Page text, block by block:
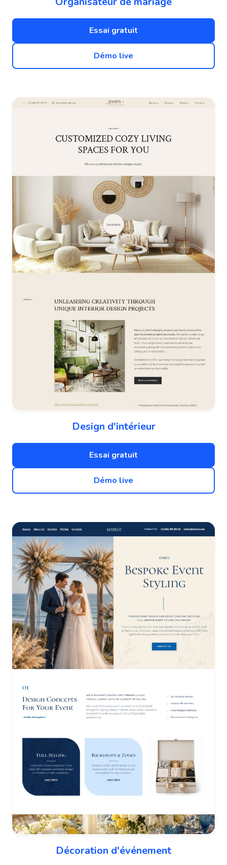
Essai gratuit
Démo live
Design d'intérieur
Essai gratuit
Démo live
Décoration d'événement